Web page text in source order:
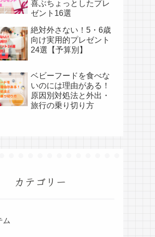
喜ぶちょっとしたプレ
ゼント16選
絶対外さない！5・6歳
向け実用的プレゼント
24選【予算別】
ベビーフードを食べな
いのには理由がある！
原因別対処法と外出・
旅行の乗り切り方
カテゴリー
ム